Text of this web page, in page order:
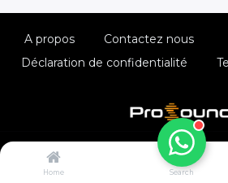
Home Search
A propos
Contactez nous
Déclaration de confidentialité
Copyright ©